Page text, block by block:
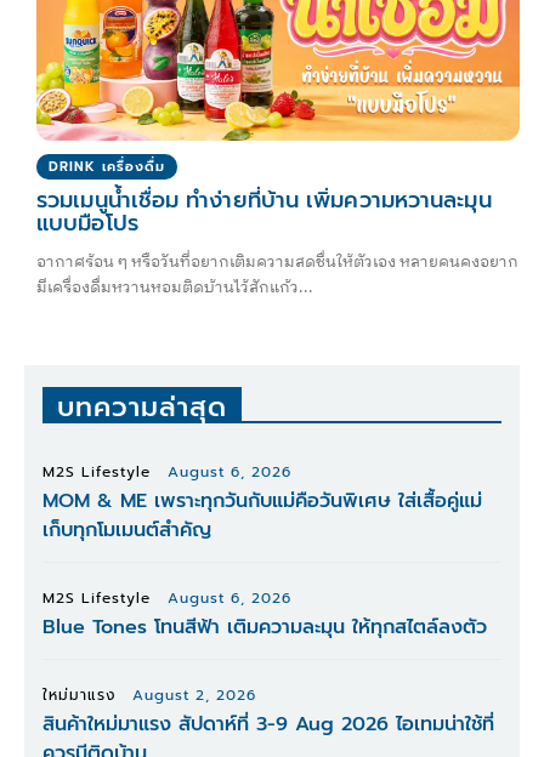
DRINK เครื่องดื่ม
รวมเมนูน้ำเชื่อม ทำง่ายที่บ้าน เพิ่มความหวานละมุน
แบบมือโปร
อากาศร้อน ๆ หรือวันที่อยากเติมความสดชื่นให้ตัวเอง หลายคนคงอยาก
มีเครื่องดื่มหวานหอมติดบ้านไว้สักแก้ว...
บทความล่าสุด
M2S Lifestyle August 6, 2026
MOM & ME เพราะทุกวันกับแม่คือวันพิเศษ ใส่เสื้อคู่แม่
เก็บทุกโมเมนต์สำคัญ
M2S Lifestyle August 6, 2026
Blue Tones โทนสีฟ้า เติมความละมุน ให้ทุกสไตล์ลงตัว
ใหม่มาแรง August 2, 2026
สินค้าใหม่มาแรง สัปดาห์ที่ 3-9 Aug 2026 ไอเทมน่าใช้ที่